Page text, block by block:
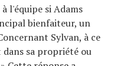
l'équipe si Adams
bienfaiteur, un
Sylvan, à ce
dans sa propriété ou